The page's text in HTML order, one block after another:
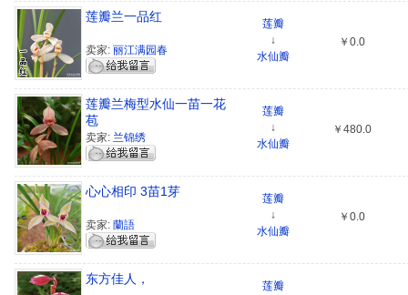
莲瓣兰一品红
卖家: 丽江满园春
莲瓣
↓
水仙瓣
￥0.0
莲瓣兰梅型水仙一苗一花
苞
卖家: 兰锦绣
莲瓣
↓
水仙瓣
￥480.0
心心相印 3苗1芽
卖家: 蘭語
莲瓣
↓
水仙瓣
￥0.0
东方佳人，
莲瓣